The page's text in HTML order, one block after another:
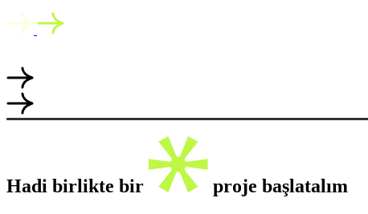
Hadi birlikte bir proje başlatalım